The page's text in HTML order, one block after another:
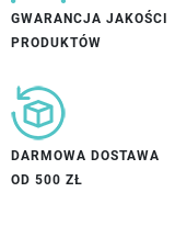
GWARANCJA JAKOŚCI
PRODUKTÓW
DARMOWA DOSTAWA
OD 500 ZŁ